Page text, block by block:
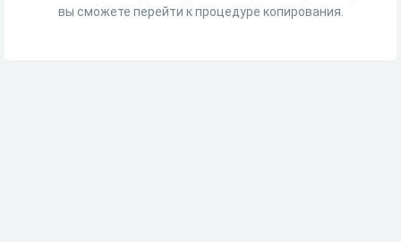
вы сможете перейти к процедуре копирования.